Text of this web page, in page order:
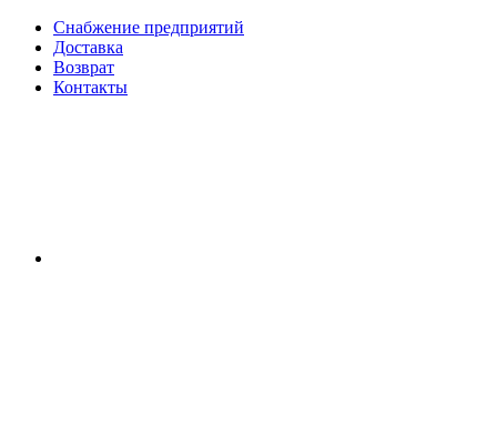
Снабжение предприятий
Доставка
Возврат
Контакты